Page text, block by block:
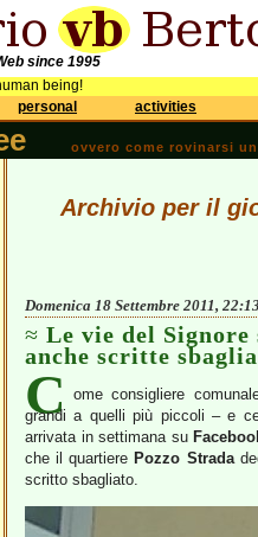
since 1995
being!
personal activities
ovvero come rovinarsi
Archivio per il
Domenica 18 Settembre 2011,
Le vie del
anche scritte
C ome consigliere
grandi a quelli più piccoli – e
arrivata in settimana su
che il quartiere Pozzo Strada
scritto sbagliato.